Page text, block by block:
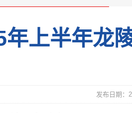
年上半年龙
发布日期：